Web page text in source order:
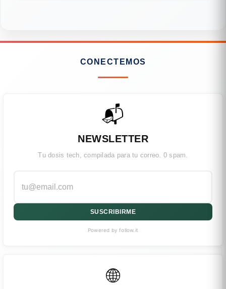
CONECTEMOS
📬
NEWSLETTER
Tu dosis tech, compilada para tu correo. 0 spam.
SUSCRIBIRME
Powered by follow.it
🌐